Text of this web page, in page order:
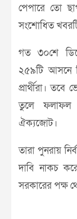
পেপারে তো
সংশোধিত
গত ৩০শে
২৫৯টি আসনে
প্রার্থীরা।
তুলে ফলাফল
ঐক্যজোট।
তারা পুনরায়
দাবি নাকচ
সরকারের পক্ষ